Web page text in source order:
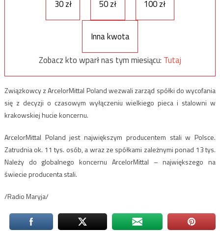
30 zł 50 zł 100 zł
Inna kwota
Zobacz kto wparł nas tym miesiącu: Tutaj
Związkowcy z ArcelorMittal Poland wezwali zarząd spółki do wycofania
się z decyzji o czasowym wyłączeniu wielkiego pieca i stalowni w
krakowskiej hucie koncernu.
ArcelorMittal Poland jest największym producentem stali w Polsce.
Zatrudnia ok. 11 tys. osób, a wraz ze spółkami zależnymi ponad 13 tys.
Należy do globalnego koncernu ArcelorMittal – największego na
świecie producenta stali.
/Radio Maryja/